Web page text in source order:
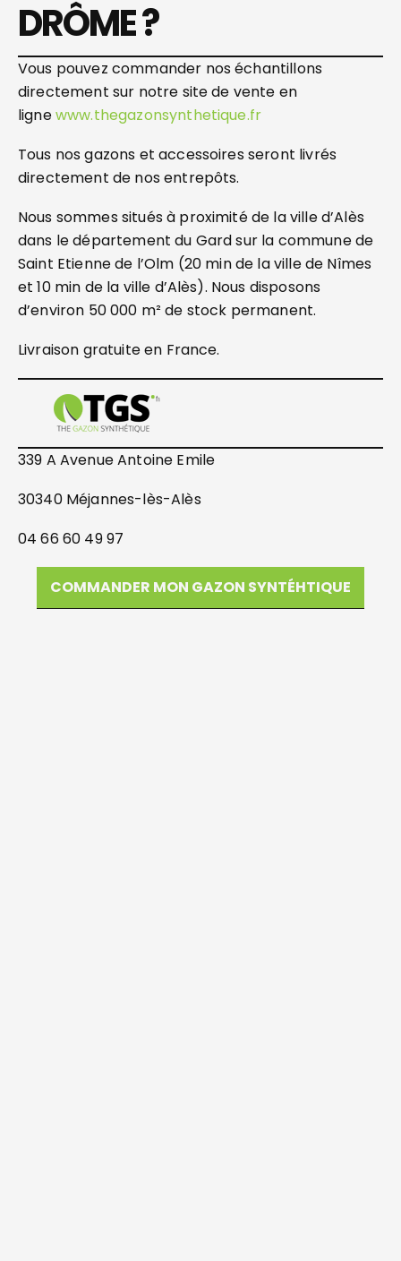
DRÔME ?
Vous pouvez commander nos échantillons
directement sur notre site de vente en
lignewww.thegazonsynthetique.fr
Tous nos gazons et accessoires seront livrés
directement de nos entrepôts.
Nous sommes situés à proximité de la ville d’Alès
dans le département du Gard sur la commune de
Saint Etienne de l’Olm (20 min de la ville de Nîmes
et 10 min de la ville d’Alès). Nous disposons
d’environ 50 000 m² de stock permanent.
Livraison gratuite en France.
339 A Avenue Antoine Emile
30340 Méjannes-lès-Alès
04 66 60 49 97
COMMANDER MON GAZON SYNTÉHTIQUE